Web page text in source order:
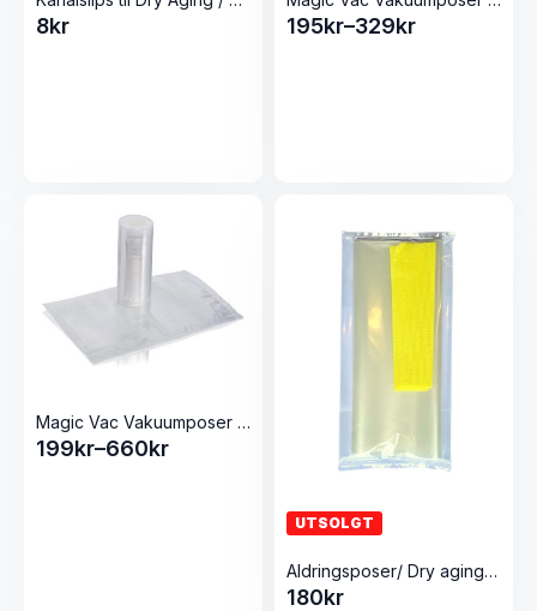
8kr 195kr–329kr
Prisområde:
Magic Vac Vakuumposer uten label
199kr–660kr
Prisområde:
UTSOLGT
Aldringsposer/ Dry aging 10stk 200×300
180kr